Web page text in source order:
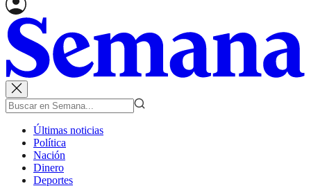
Últimas noticias
Política
Nación
Dinero
Deportes